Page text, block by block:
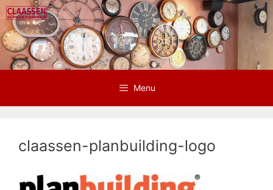
Ga
naar
de
inhoud
Menu
claassen-planbuilding-logo